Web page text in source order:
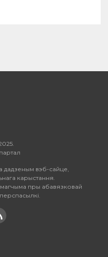
дадзеным вэб-сайце,
карыстання.
пры абавязковай